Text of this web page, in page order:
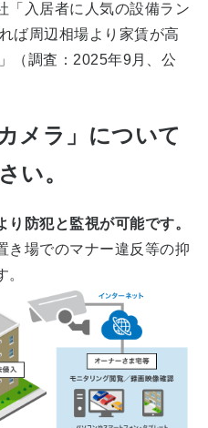
「入居者に人気の設備ラン
ば周辺相場より家賃が高
（調査：2025年9月、公
メラ」について
い。
防犯と監視が可能です。
き場でのマナー違反等の抑